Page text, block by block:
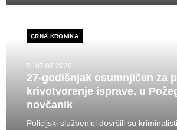
CRNA KRONIKA
07.08.2026
27-godišnjak osumnjičen za
krivotvorenje isprave, u
novčanik
Policijski službenici dovršili su